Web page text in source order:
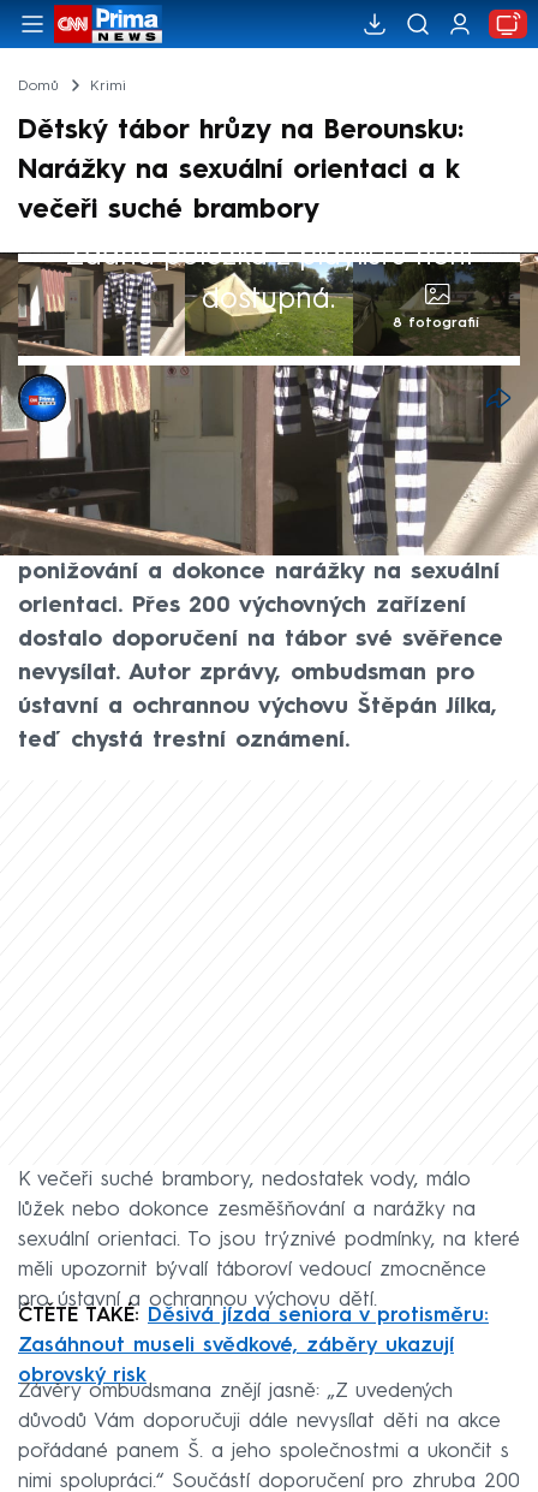
Domů Krimi
Dětský tábor hrůzy na Berounsku:
Narážky na sexuální orientaci a k
večeři suché brambory
Žádná položka z playlistu není
dostupná.
8 fotografií
Valerie Fišrová
14. srp 2025, 22:10
Z táborového areálu na Berounsku pro děti
z dětských domovů se podle svědectví
bývalých vedoucích ozývaly nadávky,
ponižování a dokonce narážky na sexuální
orientaci. Přes 200 výchovných zařízení
dostalo doporučení na tábor své svěřence
nevysílat. Autor zprávy, ombudsman pro
ústavní a ochrannou výchovu Štěpán Jílka,
teď chystá trestní oznámení.
K večeři suché brambory, nedostatek vody, málo
lůžek nebo dokonce zesměšňování a narážky na
sexuální orientaci. To jsou trýznivé podmínky, na které
měli upozornit bývalí táboroví vedoucí zmocněnce
pro ústavní a ochrannou výchovu dětí.
ČTĚTE TAKÉ:
Děsivá jízda seniora v protisměru:
Zasáhnout museli svědkové, záběry ukazují
obrovský risk
Závěry ombudsmana znějí jasně: „Z uvedených
důvodů Vám doporučuji dále nevysílat děti na akce
pořádané panem Š. a jeho společnostmi a ukončit s
nimi spolupráci.“ Součástí doporučení pro zhruba 200